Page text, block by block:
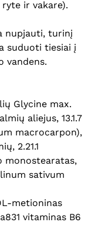
ir vakare).
nupjauti, turinį
suduoti tiesiai į
vandens.
Glycine max.
aliejus, 13.1.7
macrocarpon),
2.21.1
monostearatas,
sativum
metioninas
vitaminas B6